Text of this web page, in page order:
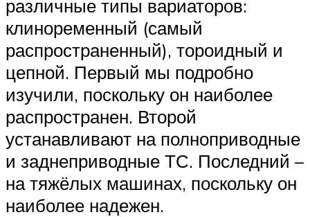
различные типы вариаторов:
клиноременный (самый
распространенный), тороидный и
цепной. Первый мы подробно
изучили, поскольку он наиболее
распространен. Второй
устанавливают на полноприводные
и заднеприводные ТС. Последний –
на тяжёлых машинах, поскольку он
наиболее надежен.